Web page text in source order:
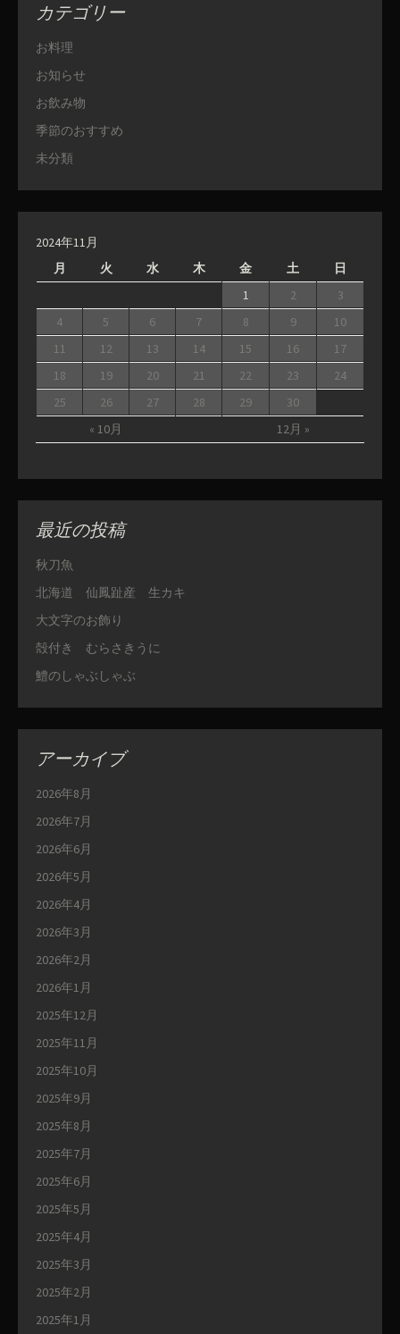
カテゴリー
お料理
お知らせ
お飲み物
季節のおすすめ
未分類
2024年11月
月
火 水 木 金 土 日
« 10月 12月 »
1 2
3
4
5 6 7 8 9
10
11
12 13 14 15 16
17
18
19 20 21 22 23
24
25
26 27 28 29 30
最近の投稿
秋刀魚
北海道 仙鳳趾産 生カキ
大文字のお飾り
殻付き むらさきうに
鱧のしゃぶしゃぶ
アーカイブ
2026年8月
2026年7月
2026年6月
2026年5月
2026年4月
2026年3月
2026年2月
2026年1月
2025年12月
2025年11月
2025年10月
2025年9月
2025年8月
2025年7月
2025年6月
2025年5月
2025年4月
2025年3月
2025年2月
2025年1月